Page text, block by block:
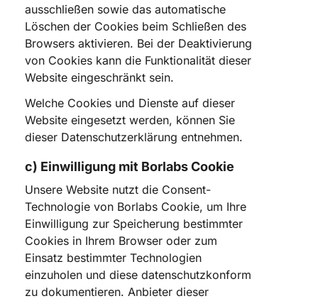
ausschließen sowie das automatische
Löschen der Cookies beim Schließen des
Browsers aktivieren. Bei der Deaktivierung
von Cookies kann die Funktionalität dieser
Website eingeschränkt sein.
Welche Cookies und Dienste auf dieser
Website eingesetzt werden, können Sie
dieser Datenschutzerklärung entnehmen.
c) Einwilligung mit Borlabs Cookie
Unsere Website nutzt die Consent-
Technologie von Borlabs Cookie, um Ihre
Einwilligung zur Speicherung bestimmter
Cookies in Ihrem Browser oder zum
Einsatz bestimmter Technologien
einzuholen und diese datenschutzkonform
zu dokumentieren. Anbieter dieser